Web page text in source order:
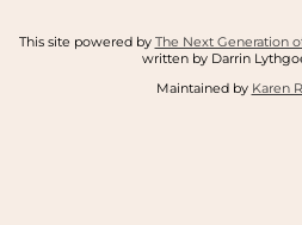
This site powered by The Next Generation
written by Darrin
Maintained by Karen